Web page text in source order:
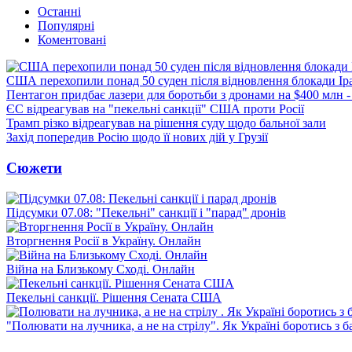
Останні
Популярні
Коментовані
США перехопили понад 50 суден після відновлення блокади
Пентагон придбає лазери для боротьби з дронами на $400 млн
ЄС відреагував на "пекельні санкції" США проти Росії
Трамп різко відреагував на рішення суду щодо бальної зали
Захід попередив Росію щодо її нових дій у Грузії
Сюжети
Підсумки 07.08: "Пекельні" санкції і "парад" дронів
Вторгнення Росії в Україну. Онлайн
Війна на Близькому Сході. Онлайн
Пекельні санкції. Рішення Сената США
"Полювати на лучника, а не на стрілу". Як Україні боротись з